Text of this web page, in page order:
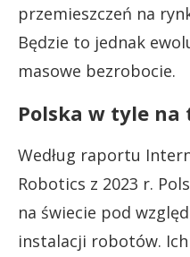
przemieszczeń na
Będzie to jednak
masowe bezrobocie.
Polska w tyle na
Według raportu
Robotics z 2023 r.
na świecie pod
instalacji robotów. Ich